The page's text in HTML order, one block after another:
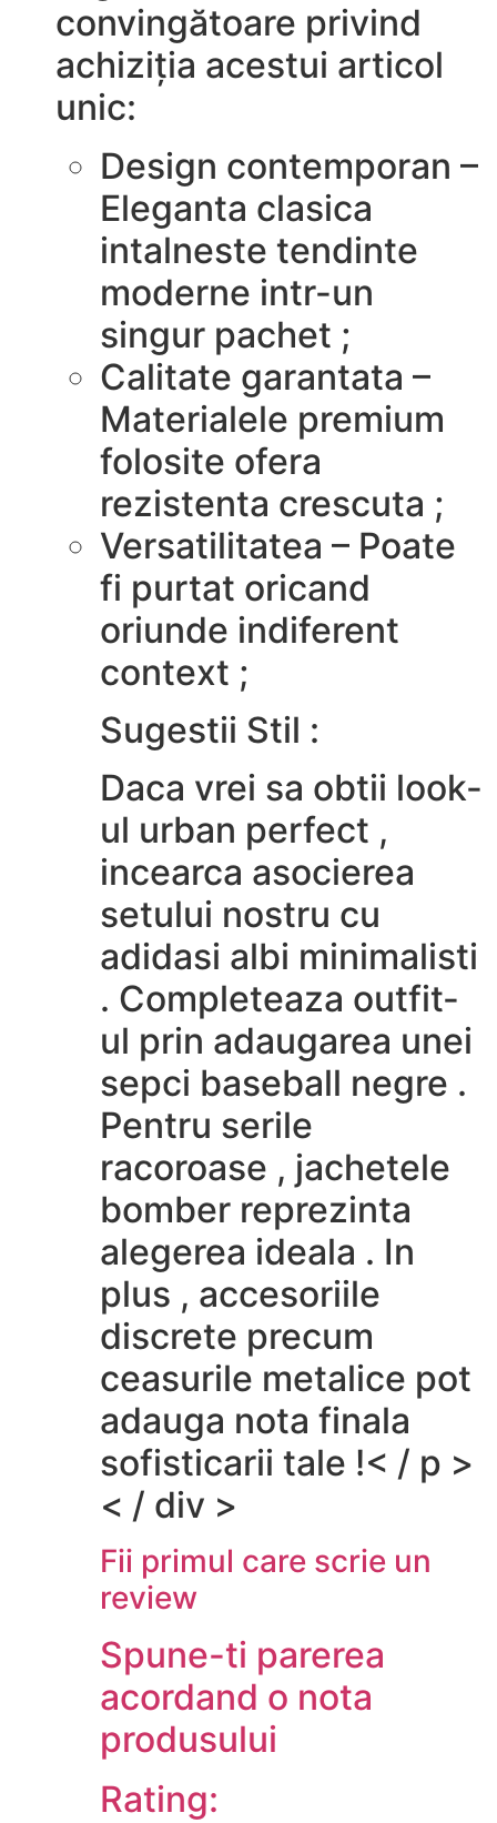
convingătoare privind
achiziția acestui articol
unic:
Design contemporan –
Eleganta clasica
intalneste tendinte
moderne intr-un
singur pachet ;
Calitate garantata –
Materialele premium
folosite ofera
rezistenta crescuta ;
Versatilitatea – Poate
fi purtat oricand
oriunde indiferent
context ;
Sugestii Stil :
Daca vrei sa obtii look-
ul urban perfect ,
incearca asocierea
setului nostru cu
adidasi albi minimalisti
. Completeaza outfit-
ul prin adaugarea unei
sepci baseball negre .
Pentru serile
racoroase , jachetele
bomber reprezinta
alegerea ideala . In
plus , accesoriile
discrete precum
ceasurile metalice pot
adauga nota finala
sofisticarii tale !< / p >
< / div >
Fii primul care scrie un
review
Spune-ti parerea
acordand o nota
produsului
Rating: